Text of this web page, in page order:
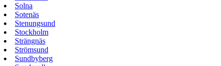
Solna
Sotenäs
Stenungsund
Stockholm
Strängnäs
Strömsund
Sundbyberg